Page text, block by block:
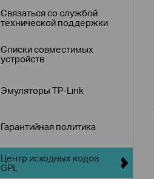
Связаться со службой
технической поддержки
Списки совместимых
устройств
Эмуляторы TP-Link
Гарантийная политика
Центр исходных кодов
GPL